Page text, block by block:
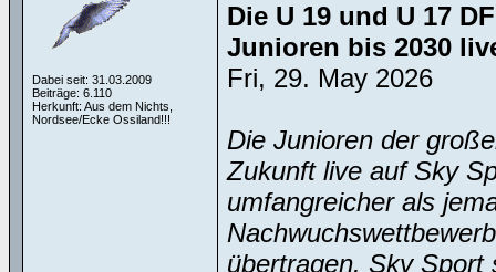
Dabei seit: 31.03.2009
Beiträge: 6.110
Herkunft: Aus dem Nichts,
Nordsee/Ecke Ossiland!!!
Die U 19 und U 17
Junioren bis 2030
Fri, 29. May 2026
Die Junioren der
Zukunft live auf Sky
umfangreicher als
übertragen. Sky Sport